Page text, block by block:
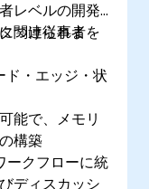
レベルの開発
関連従事者を
つけられま
・エッジ・状
能で、メモリ
構築
ークフローに統
ディスカッシ